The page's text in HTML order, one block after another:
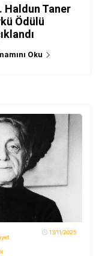
Haldun Taner
Ödülü
Oku
13/11/2025